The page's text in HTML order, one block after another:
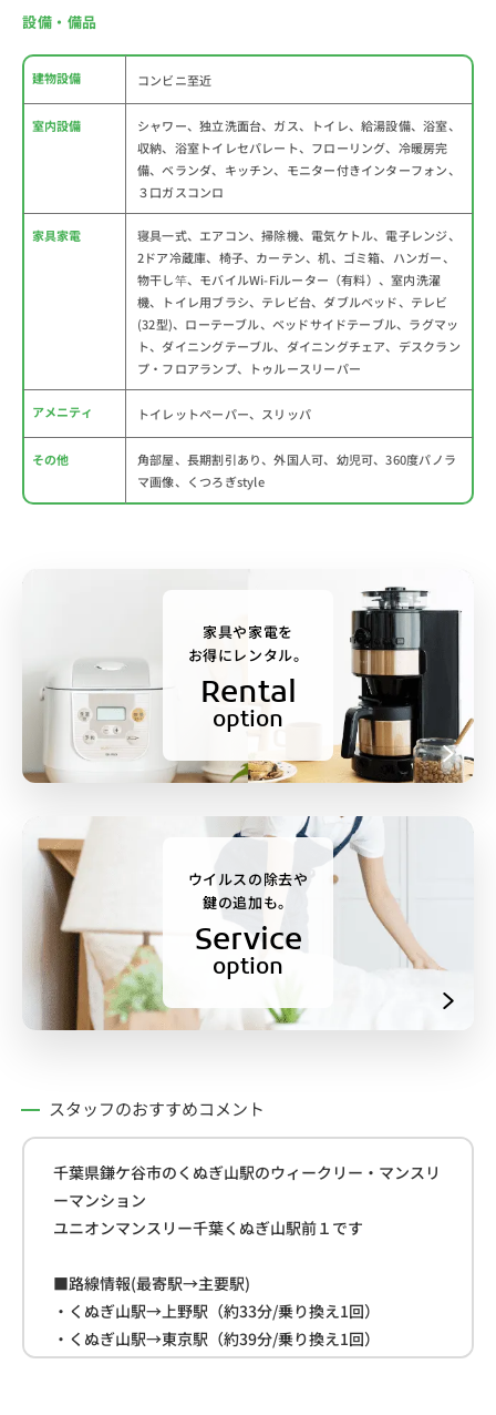
設備・備品
建物設備 コンビニ至近
室内設備
シャワー、独立洗面台、ガス、トイレ、給湯設備、浴室、
収納、浴室トイレセパレート、フローリング、冷暖房完
備、ベランダ、キッチン、モニター付きインターフォン、
３口ガスコンロ
家具家電
寝具一式、エアコン、掃除機、電気ケトル、電子レンジ、
2ドア冷蔵庫、椅子、カーテン、机、ゴミ箱、ハンガー、
物干し竿、モバイルWi-Fiルーター（有料）、室内洗濯
機、トイレ用ブラシ、テレビ台、ダブルベッド、テレビ
(32型)、ローテーブル、ベッドサイドテーブル、ラグマッ
ト、ダイニングテーブル、ダイニングチェア、デスクラン
プ・フロアランプ、トゥルースリーパー
アメニティ トイレットペーパー、スリッパ
その他
角部屋、長期割引あり、外国人可、幼児可、360度パノラ
マ画像、くつろぎstyle
家具や家電を
お得にレンタル。
Rental
option
ウイルスの除去や
鍵の追加も。
Service
option
スタッフのおすすめコメント
千葉県鎌ケ谷市のくぬぎ山駅のウィークリー・マンスリ
ーマンション
ユニオンマンスリー千葉くぬぎ山駅前１です
■路線情報(最寄駅→主要駅)
・くぬぎ山駅→上野駅（約33分/乗り換え1回）
・くぬぎ山駅→東京駅（約39分/乗り換え1回）
・くぬぎ山駅→品川駅（約52分/乗り換え1回）